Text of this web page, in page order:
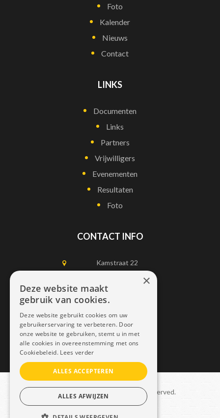
Foto
Kalender
Nieuws
Contact
LINKS
Documenten
Links
Partners
Vrijwilligers
Evenementen
Resultaten
Foto
CONTACT INFO
Kamstraat 22
1750 Lennik
0497452898
info@dais.be
Copyright © 2021 Dais. All rights reserved.
Sitemap–GDPR
×
Deze website maakt
gebruik van cookies.
Deze website gebruikt cookies om uw
gebruikerservaring te verbeteren. Door
onze website te gebruiken, stemt u in met
alle cookies in overeenstemming met ons
Cookiebeleid. Lees verder
ALLES ACCEPTEREN
ALLES AFWIJZEN